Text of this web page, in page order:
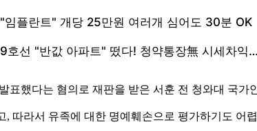
했다는 혐의로 재판을 받은 서훈 전 청와대 국가
따라서 유족에 대한 명예훼손으로 평가하기도 어